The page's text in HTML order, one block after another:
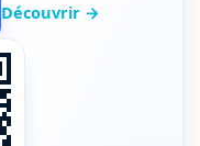
Découvrir →